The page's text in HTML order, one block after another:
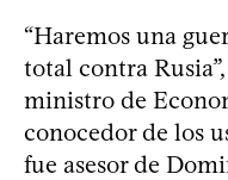
“Haremos una
total contra
ministro de
conocedor de los
fue asesor de